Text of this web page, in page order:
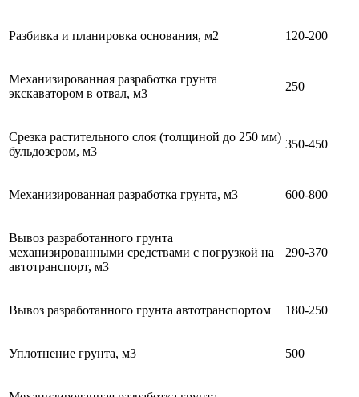
Разбивка и планировка основания, м2 120-200
Механизированная разработка грунта
экскаватором в отвал, м3
250
Срезка растительного слоя (толщиной до 250 мм)
бульдозером, м3
350-450
Механизированная разработка грунта, м3 600-800
Вывоз разработанного грунта
механизированными средствами с погрузкой на
автотранспорт, м3
290-370
Вывоз разработанного грунта автотранспортом 180-250
Уплотнение грунта, м3 500